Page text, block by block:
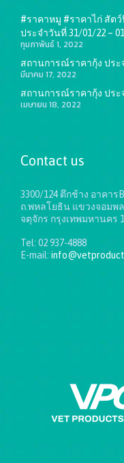
#ราคาหมู #ราคาไก่ สัต
ประจำวันที่ 31/01/22 –
กุมภาพันธ์ 1, 2022
สถานการณ์ราคากุ้ง ประ
มีนาคม 17, 2022
สถานการณ์ราคากุ้ง ประ
เมษายน 18, 2022
Contact us
3300/124 ตึกช้าง อาคาร
ถ.พหลโยธิน แขวงจอมพล
จตุจักร กรุงเทพมหานคร
Tel: 02 937-4888
E-mail: